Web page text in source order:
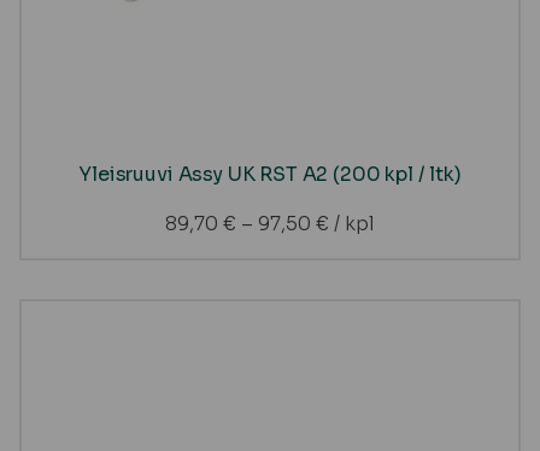
Yleisruuvi Assy UK RST A2 (200 kpl / ltk)
89,70 € – 97,50 € / kpl